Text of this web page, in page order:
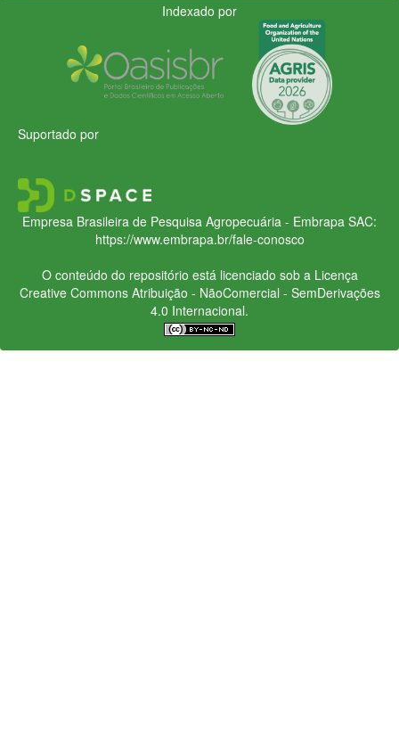
Indexado por
Suportado por
Empresa Brasileira de Pesquisa Agropecuária - Embrapa SAC:
https://www.embrapa.br/fale-conosco
O conteúdo do repositório está licenciado sob a Licença
Creative CommonsAtribuição - NãoComercial - SemDerivações
4.0 Internacional.